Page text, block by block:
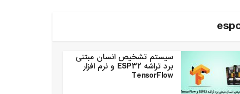
سیستم تشخیص انسان مبتنی
برد تراشه ESP32 و نرم افزار
TensorFlow